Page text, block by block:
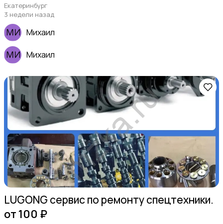
Фото- и видеосъемка
Изготовление на заказ
Продукты питания
Екатеринбург
3 недели назад
Михаил
Михаил
LUGONG сервис по ремонту спецтехники.
от 100 ₽